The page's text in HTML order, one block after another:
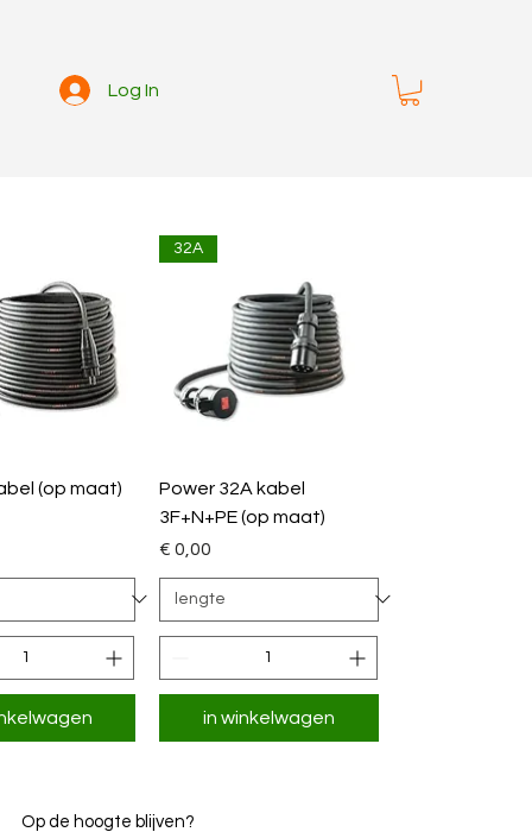
Log In
(op maat)
32A
Power 32A kabel
3F+N+PE (op maat)
Price
€ 0,00
in winkelwagen
Op de hoogte blijven?